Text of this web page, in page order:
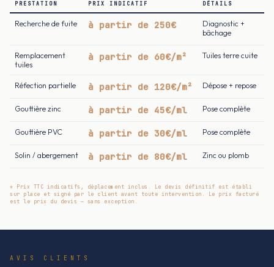
PRESTATION PRIX INDICATIF DÉTAILS
Recherche de fuite à partir de 250€
Diagnostic +
bâchage
Remplacement
tuiles
à partir de 60€/m² Tuiles terre cuite
Réfection partielle à partir de 120€/m² Dépose + repose
Gouttière zinc à partir de 45€/ml Pose complète
Gouttière PVC à partir de 30€/ml Pose complète
Solin / abergement à partir de 80€/ml Zinc ou plomb
* Prix TTC indicatifs, déplacement inclus. Le devis définitif est établi
sur place et signé par le client avant toute intervention. Le prix facturé
est le prix du devis — sans exception.
AVIS CLIENTS